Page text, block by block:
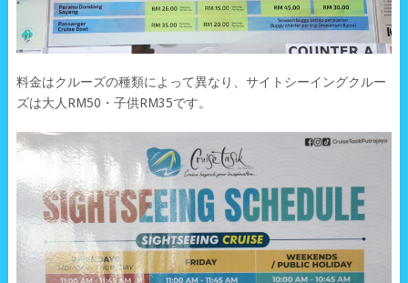
料金はクルーズの種類によって異なり、サイトシーイングクルー
ズは大人RM50・子供RM35です。